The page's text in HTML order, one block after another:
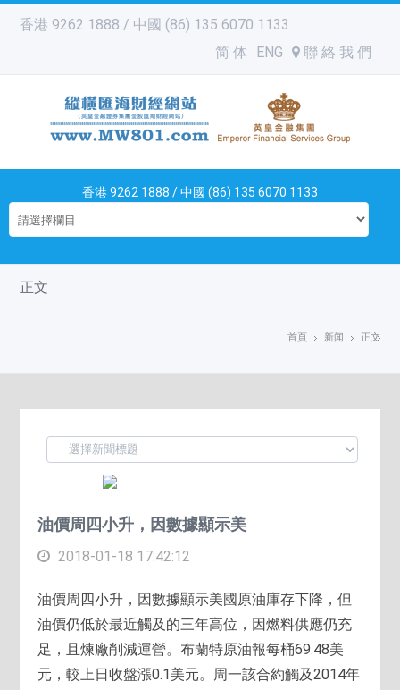
香港 9262 1888 / 中國 (86) 135 6070 1133
简 体
ENG 聯 絡 我 們
香港 9262 1888 / 中國 (86) 135 6070 1133
正文
首頁 新闻 正文
油價周四小升，因數據顯示美
2018-01-18 17:42:12
油價周四小升，因數據顯示美國原油庫存下降，但
油價仍低於最近觸及的三年高位，因燃料供應仍充
足，且煉廠削減運營。布蘭特原油報每桶69.48美
元，較上日收盤漲0.1美元。周一該合約觸及2014年